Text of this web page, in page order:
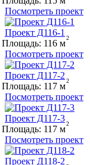
Посмотреть проект
Проект Д116-1
Площадь: 116
Посмотреть проект
Проект Д117-2
Площадь: 117
Посмотреть проект
Проект Д117-3
Площадь: 117
Посмотреть проект
Проект Д118-2